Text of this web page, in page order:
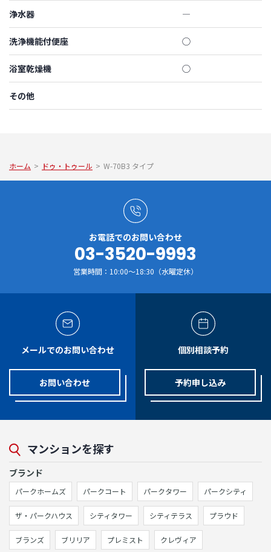
浄水器 ―
洗浄機能付便座 ◯
浴室乾燥機 ◯
その他
ホーム > ドゥ・トゥール > W-70B3 タイプ
お電話でのお問い合わせ
03-3520-9993
営業時間：10:00～18:30（水曜定休）
メールでのお問い合わせ
お問い合わせ
個別相談予約
予約申し込み
マンションを探す
ブランド
パークホームズ パークコート パークタワー パークシティ
ザ・パークハウス シティタワー シティテラス プラウド
ブランズ ブリリア プレミスト クレヴィア